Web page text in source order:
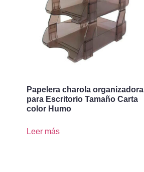
Papelera charola organizadora
para Escritorio Tamaño Carta
color Humo
Leer más